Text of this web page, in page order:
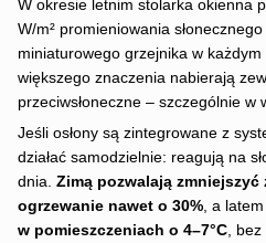
W okresie letnim stolarka okienna
W/m² promieniowania
miniaturowego grzejnika w
większego znaczenia nabierają
przeciwsłoneczne – szczególnie w
Jeśli osłony są zintegrowane z
działać samodzielnie: reagują na
dnia. Zimą pozwalają zmniejszyć
ogrzewanie nawet o 30%, a latem
w pomieszczeniach o 4–7°C, bez